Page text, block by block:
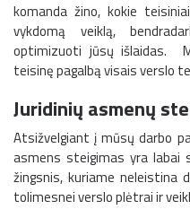
komanda žino, kokie
vykdomą veiklą,
optimizuoti jūsų išlaidas.
teisinę pagalbą visais verslo
Juridinių asmenų
Atsižvelgiant į mūsų darbo
asmens steigimas yra labai
žingsnis, kuriame neleistina
tolimesnei verslo plėtrai ir